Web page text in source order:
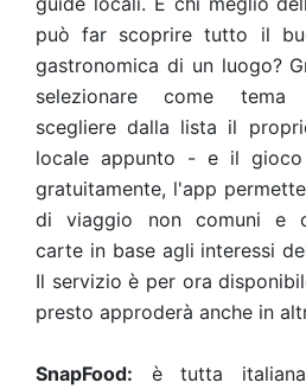
può far scoprire tutto il
gastronomica di un luogo?
selezionare come tema
scegliere dalla lista il
locale appunto - e il
gratuitamente, l'app
di viaggio non comuni e
carte in base agli interessi
Il servizio è per ora
presto approderà anche in
SnapFood: è tutta